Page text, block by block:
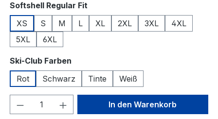
Softshell Regular Fit
XS
S M L XL 2XL 3XL
4XL
5XL
6XL
Ski-Club Farben
Rot
Schwarz Tinte Weiß
Produkt Anzahl: Gib denIn den Warenkorb